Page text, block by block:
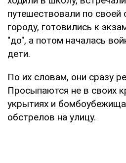
путешествовали по своей
городу, готовились к
"до", а потом началась
дети.
По их словам, они сразу
Просыпаются не в своих
укрытиях и
обстрелов на улицу.